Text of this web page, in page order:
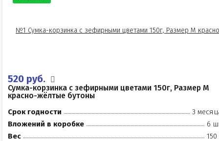
520 руб.
Сумка-корзинка с зефирными цветами 150г, Размер М
красно-жёлтые бутоны
Срок годности
3
Вложений в коробке
6
Вес
150